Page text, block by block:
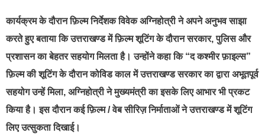
कार्यक्रम के दौरान फ़िल्म निर्देशक विवेक अग्निहोत्री ने अपने अनुभव साझा
करते हुए बताया कि उत्तराखण्ड में फ़िल्म शूटिंग के दौरान सरकार, पुलिस और
प्रशासन का बेहतर सहयोग मिलता है। उन्होंने कहा कि “द कश्मीर फ़ाइल्स”
फ़िल्म की शूटिंग के दौरान कोविड काल में उत्तराखण्ड सरकार का द्वारा अभूतपूर्व
सहयोग उन्हें मिला, अग्निहोत्री ने मुख्यमंत्री का इसके लिए आभार भी प्रकट
किया है। इस दौरान कई फ़िल्म / वेब सीरिज़ निर्माताओं ने उत्तराखण्ड में शूटिंग
लिए उत्सुकता दिखाई।